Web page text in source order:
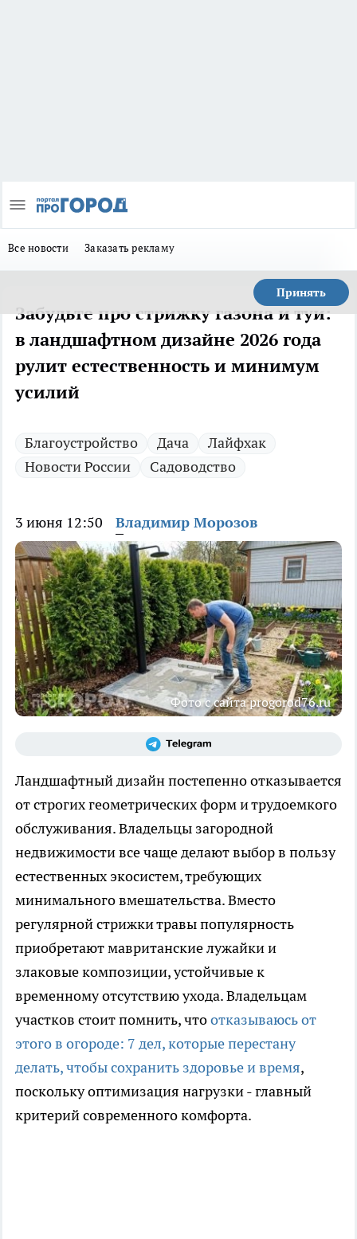
Все новости Заказать рекламу
Принять
Забудьте про стрижку газона и туи:
в ландшафтном дизайне 2026 года
рулит естественность и минимум
усилий
Благоустройство Дача
Лайфхак
Новости России
Садоводство
3 июня 12:50 Владимир Морозов
Фото с сайта progorod76.ru
Ландшафтный дизайн постепенно отказывается
от строгих геометрических форм и трудоемкого
обслуживания. Владельцы загородной
недвижимости все чаще делают выбор в пользу
естественных экосистем, требующих
минимального вмешательства. Вместо
регулярной стрижки травы популярность
приобретают мавританские лужайки и
злаковые композиции, устойчивые к
временному отсутствию ухода. Владельцам
участков стоит помнить, чтоотказываюсь от
этого в огороде: 7 дел, которые перестану
делать, чтобы сохранить здоровье и время,
поскольку оптимизация нагрузки - главный
критерий современного комфорта.